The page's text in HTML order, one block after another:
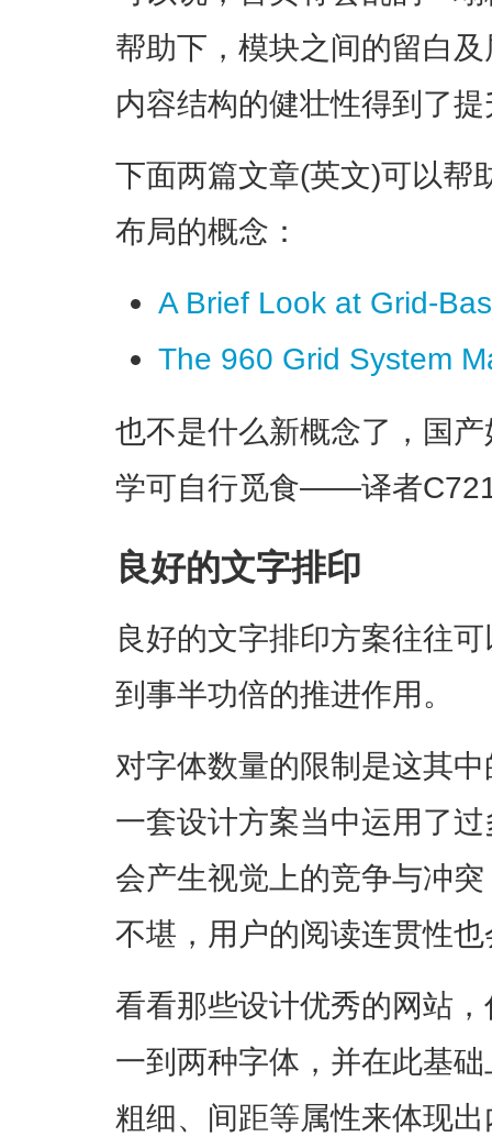
帮助下，模块之间的留白
内容结构的健壮性得到了
下面两篇文章(英文)可以帮
布局的概念：
A Brief Look at Grid-
The 960 Grid System
也不是什么新概念了，国
学可自行觅食——译者
良好的文字排印
良好的文字排印方案往往
到事半功倍的推进作用。
对字体数量的限制是这其
一套设计方案当中运用了
会产生视觉上的竞争与冲
不堪，用户的阅读连贯性
看看那些设计优秀的网站
一到两种字体，并在此基
粗细、间距等属性来体现